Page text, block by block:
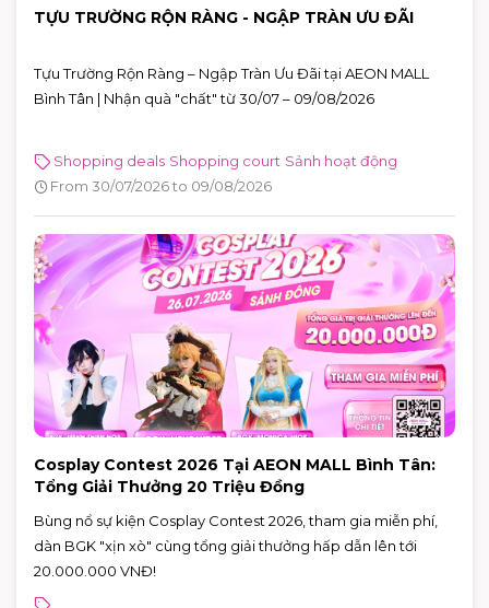
TỰU TRƯỜNG RỘN RÀNG - NGẬP TRÀN ƯU ĐÃI
Tựu Trường Rộn Ràng – Ngập Tràn Ưu Đãi tại AEON MALL
Bình Tân | Nhận quà "chất" từ 30/07 – 09/08/2026
Shopping deals Shopping court Sảnh hoạt động
From 30/07/2026 to 09/08/2026
Cosplay Contest 2026 Tại AEON MALL Bình Tân:
Tổng Giải Thưởng 20 Triệu Đồng
Bùng nổ sự kiện Cosplay Contest 2026, tham gia miễn phí,
dàn BGK "xịn xò" cùng tổng giải thưởng hấp dẫn lên tới
20.000.000 VNĐ!